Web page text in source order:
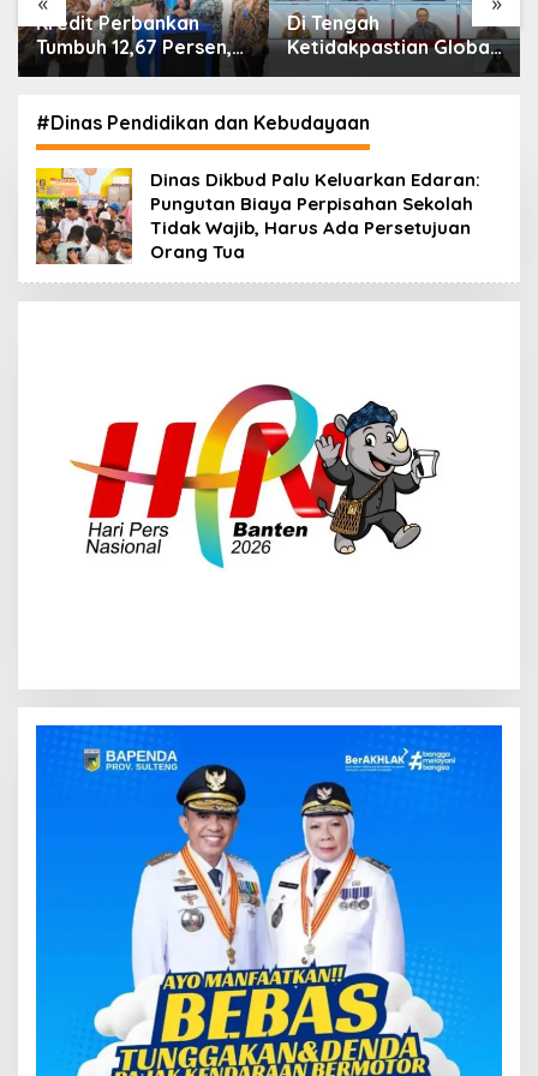
Di Tengah
Ketidakpastian Global,
OJK Pastikan
Keuangan Tetap
Terjaga
IHSG Menguat, Jumlah
Investor Pasar Modal
Tembus 30 Juta per
#Dinas Pendidikan dan Kebudayaan
Dinas Dikbud Palu Keluarkan Edaran:
Pungutan Biaya Perpisahan Sekolah
Tidak Wajib, Harus Ada Persetujuan
Orang Tua